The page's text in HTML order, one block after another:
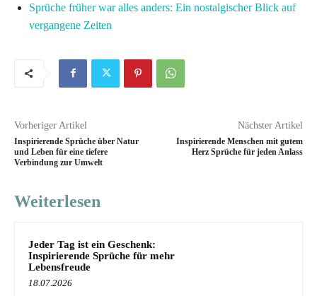
Sprüche früher war alles anders: Ein nostalgischer Blick auf
vergangene Zeiten
Vorheriger Artikel
Inspirierende Sprüche über Natur
und Leben für eine tiefere
Verbindung zur Umwelt
Nächster Artikel
Inspirierende Menschen mit gutem
Herz Sprüche für jeden Anlass
Weiterlesen
Jeder Tag ist ein Geschenk:
Inspirierende Sprüche für mehr
Lebensfreude
18.07.2026